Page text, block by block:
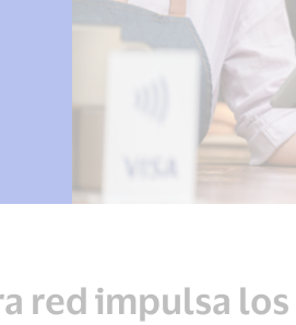
red impulsa